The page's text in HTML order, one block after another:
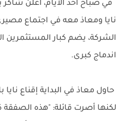
في صباح أحد الأيام، أعلن
نايا ومعاذ معه في اجتماع
الشركة، يضم كبار المستثمرين
اندماج كبرى.
حاول معاذ في البداية إقناع نايا
لكنها أصرت قائلة: "هذه الصفقة